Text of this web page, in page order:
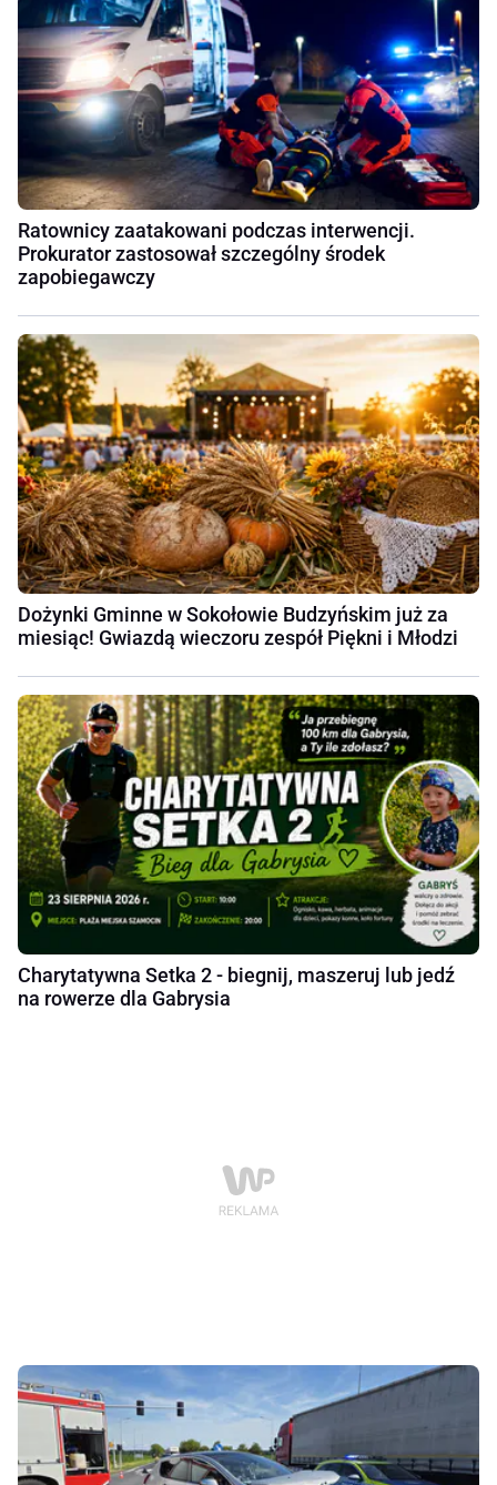
Ratownicy zaatakowani podczas interwencji.
Prokurator zastosował szczególny środek
zapobiegawczy
Dożynki Gminne w Sokołowie Budzyńskim już za
miesiąc! Gwiazdą wieczoru zespół Piękni i Młodzi
Charytatywna Setka 2 - biegnij, maszeruj lub jedź
na rowerze dla Gabrysia